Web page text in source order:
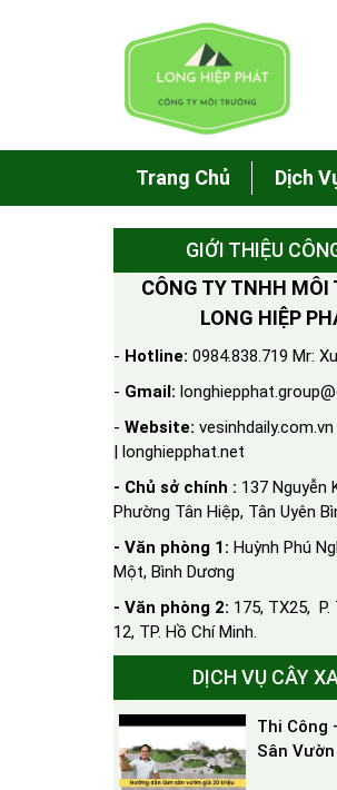
Trang Chủ Dịch
GIỚI THIỆU
CÔNG TY TNHH MÔI
LONG HIỆP
- Hotline: 0984.838.719 Mr:
- Gmail:
- Website: vesinhdaily.com.vn
| longhiepphat.net
- Chủ sở chính : 137 Nguyễn
Phường Tân Hiệp, Tân Uyên
- Văn phòng 1: Huỳnh Phú
Một, Bình Dương
- Văn phòng 2: 175, TX25, P.
12, TP. Hồ Chí Minh.
DỊCH VỤ CÂY
Thi Công
Sân